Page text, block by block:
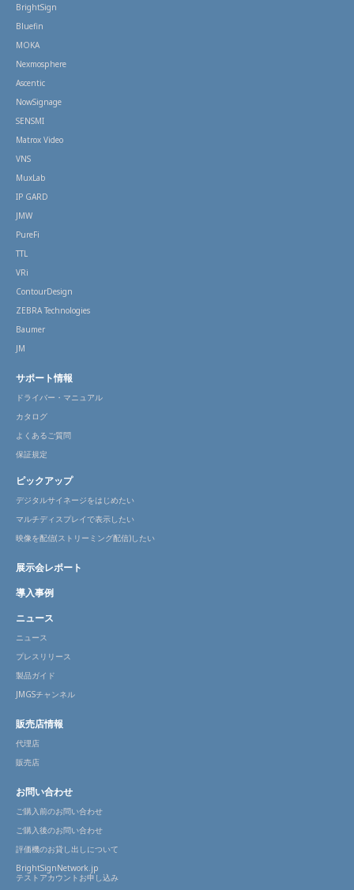
BrightSign
Bluefin
MOKA
Nexmosphere
Ascentic
NowSignage
SENSMI
Matrox Video
VNS
MuxLab
IP GARD
JMW
PureFi
TTL
VRi
ContourDesign
ZEBRA Technologies
Baumer
JM
サポート情報
ドライバー・マニュアル
カタログ
よくあるご質問
保証規定
ピックアップ
デジタルサイネージをはじめたい
マルチディスプレイで表示したい
映像を配信(ストリーミング配信)したい
展示会レポート
導入事例
ニュース
ニュース
プレスリリース
製品ガイド
JMGSチャンネル
販売店情報
代理店
販売店
お問い合わせ
ご購入前のお問い合わせ
ご購入後のお問い合わせ
評価機のお貸し出しについて
BrightSignNetwork.jp
テストアカウントお申し込み